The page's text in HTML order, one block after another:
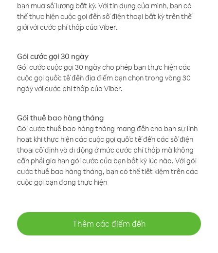
bạn mua số lượng bất kỳ. Với tín dụng của mình, bạn có
thể thực hiện cuộc gọi đến số điện thoại bất kỳ trên thế
giới với cước phí thấp của Viber.
Gói cước gọi 30 ngày
Gói cước cuộc gọi 30 ngày cho phép bạn thực hiện các
cuộc gọi quốc tế đến địa điểm bạn chọn trong vòng 30
ngày với cước phí thấp của Viber.
Gói thuê bao hàng tháng
Gói cước thuê bao hàng tháng mang đến cho bạn sự linh
hoạt khi thực hiện các cuộc gọi quốc tế đến các số điện
thoại cố định và di động ở mức cước phí thấp mà không
cần phải gia hạn gói cước của bạn bất kỳ lúc nào. Với gói
cước thuê bao hàng tháng, bạn có thể tiết kiệm trên các
cuộc gọi bạn đang thực hiện
Thêm các điểm đến